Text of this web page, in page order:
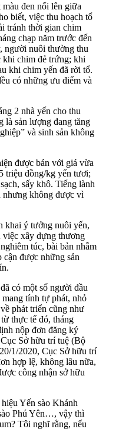
đen nổi lên giữa
biết, việc thu hoạch tổ
tránh thời gian chim
chạp năm trước đến
người nuôi thường thu
khi chim đẻ trứng; khi
khi chim yến đã rời tổ.
có những ưu điểm và
2 nhà yến cho thu
là sản lượng đang tăng
và sinh sản không
được bán với giá vừa
triệu đồng/kg yến tươi;
sấy khô. Tiếng lành
nhưng không được vì
khai ý tưởng nuôi yến,
việc xây dựng thương
túc, bài bản nhằm
được những sản
có một số người đầu
tính tự phát, nhỏ
phát triển cũng như
thực tế đó, tháng
nộp đơn đăng ký
Sở hữu trí tuệ (Bộ
1/2020, Cục Sở hữu trí
hợp lệ, không lâu nữa,
công nhận sở hữu
Yến sào Khánh
Phú Yên…, vậy thì
Tôi nghĩ rằng, nếu